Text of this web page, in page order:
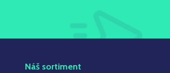
Náš sortiment